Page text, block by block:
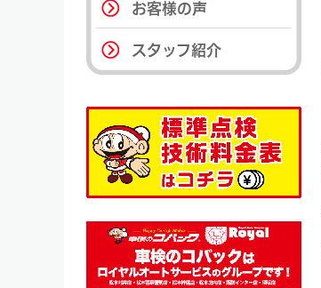
お客様の声
スタッフ紹介